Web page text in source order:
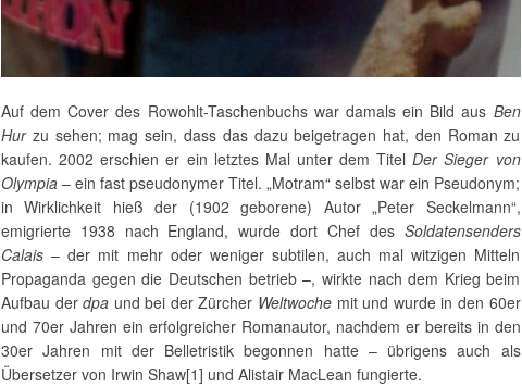
Auf dem Cover des Rowohlt-Taschenbuchs war damals ein Bild aus Ben
Hurzu sehen; mag sein, dass das dazu beigetragen hat, den Roman zu
kaufen. 2002 erschien er ein letztes Mal unter dem TitelDer Sieger von
Olympia – ein fast pseudonymer Titel. „Motram“ selbst war ein Pseudonym;
in Wirklichkeit hieß der (1902 geborene) Autor „Peter Seckelmann“,
emigrierte 1938 nach England, wurde dort Chef des Soldatensenders
Calais – der mit mehr oder weniger subtilen, auch mal witzigen Mitteln
Propaganda gegen die Deutschen betrieb –, wirkte nach dem Krieg beim
Aufbau derdpa und bei der Zürcher Weltwoche mit und wurde in den 60er
und 70er Jahren ein erfolgreicher Romanautor, nachdem er bereits in den
30er Jahren mit der Belletristik begonnen hatte – übrigens auch als
Übersetzer von Irwin Shaw[1] und Alistair MacLean fungierte.